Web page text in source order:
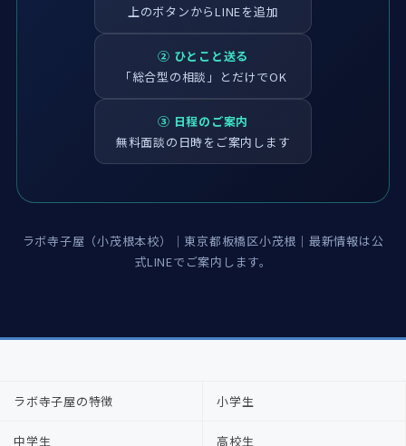
上のボタンからLINEを追加
② ひとこと送る
「総合型の相談」とだけでOK
③ 日程のご案内
無料面談の日時をご案内します
ラボ寺子屋（小茂根本校）｜東京都板橋区小茂根｜最新情報は公
式LINEでご案内します。
ラボ寺子屋の特徴 小学生
中学生 高校生